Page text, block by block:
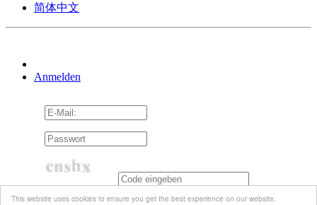
This website uses cookies to ensure you get the best experience on our website.
简体中文
Anmelden
An mich erinnern